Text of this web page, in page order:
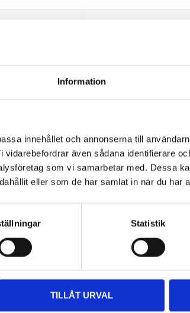
Information
innehållet och annonserna till
även sådana identifierare
som vi samarbetar med. Dessa
eller som de har samlat in när du har
Statistik
TILLÅT URVAL
150 W
1000 W
180 ° (horizontal)
10 m
1,8–2,5 m